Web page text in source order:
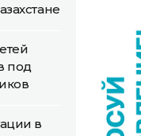
под
в